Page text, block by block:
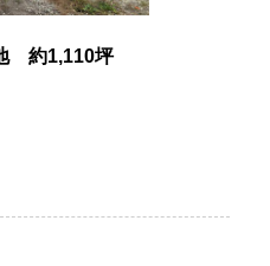
約1,110坪